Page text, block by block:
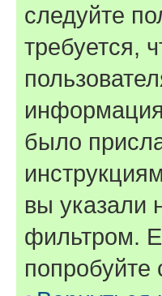
следуйте
требуется,
было
вы указали
фильтром.
попробуйте